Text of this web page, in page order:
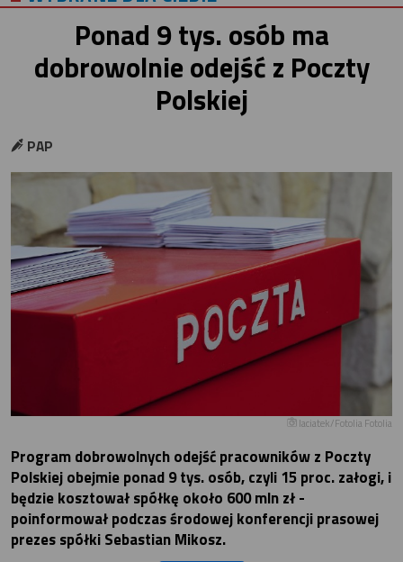
Ponad 9 tys. osób ma
dobrowolnie odejść z Poczty
Polskiej
PAP
laciatek/Fotolia Fotolia
Program dobrowolnych odejść pracowników z Poczty
Polskiej obejmie ponad 9 tys. osób, czyli 15 proc. załogi, i
będzie kosztował spółkę około 600 mln zł -
poinformował podczas środowej konferencji prasowej
prezes spółki Sebastian Mikosz.